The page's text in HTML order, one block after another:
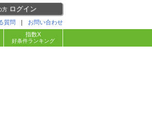
方 ログイン
質問 お問い合わせ
指数X
好条件ランキング